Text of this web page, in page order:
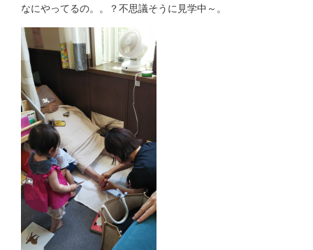
なにやってるの。。？不思議そうに見学中～。